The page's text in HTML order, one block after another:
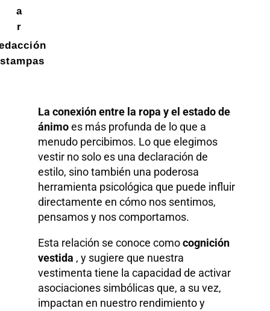
a
r
La conexión entre la ropa y el estado de
ánimoes más profunda de lo que a
menudo percibimos. Lo que elegimos
vestir no solo es una declaración de
estilo, sino también una poderosa
herramienta psicológica que puede influir
directamente en cómo nos sentimos,
pensamos y nos comportamos.
Esta relación se conoce comocognición
vestida , y sugiere que nuestra
vestimenta tiene la capacidad de activar
asociaciones simbólicas que, a su vez,
impactan en nuestro rendimiento y